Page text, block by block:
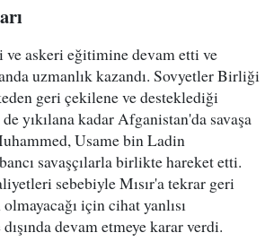
askeri eğitimine devam etti ve
uzmanlık kazandı. Sovyetler Birliği
geri çekilene ve desteklediği
yıkılana kadar Afganistan'da savaşa
Usame bin Ladin
savaşçılarla birlikte hareket etti.
sebebiyle Mısır'a tekrar geri
için cihat yanlısı
devam etmeye karar verdi.